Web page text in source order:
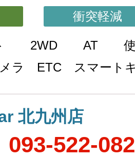
衝突軽減
2WD AT
ラ ETC スマート
北九州店
093-522-